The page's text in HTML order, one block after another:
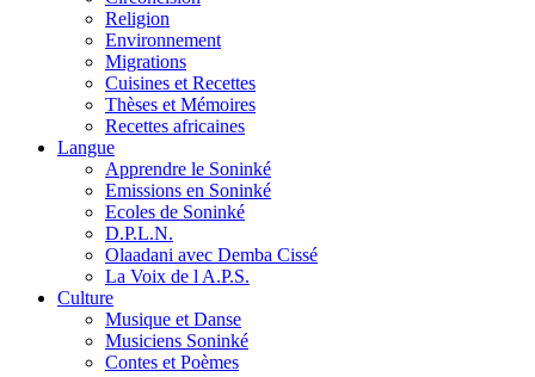
Religion
Environnement
Migrations
Cuisines et Recettes
Thèses et Mémoires
Recettes africaines
Langue
Apprendre le Soninké
Emissions en Soninké
Ecoles de Soninké
D.P.L.N.
Olaadani avec Demba Cissé
La Voix de l A.P.S.
Culture
Musique et Danse
Musiciens Soninké
Contes et Poèmes